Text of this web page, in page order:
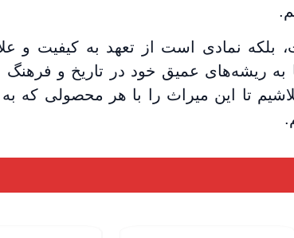
بلکه نمادی است از تعهد به کیفیت و
ریشه‌های عمیق خود در تاریخ و فرهنگ
تا این میراث را با هر محصولی که